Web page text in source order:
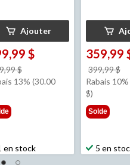
Ajouter
$
$
était
13% (30.00
en stock
359,99
399,99 $
Rabais
$)
Solde
5 en